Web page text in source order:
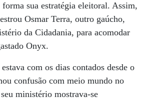
forma sua estratégia eleitoral. Assim,
Osmar Terra, outro gaúcho,
da Cidadania, para acomodar
Onyx.
com os dias contados desde o
confusão com meio mundo no
ministério mostrava-se